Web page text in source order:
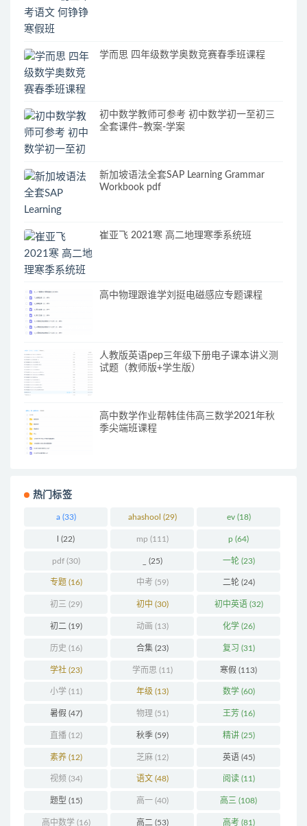
学而思 四年级数学奥数竞赛春季班课程
初中数学教师可参考 初中数学初一至初三
全套课件–教案-学案
新加坡语法全套SAP Learning Grammar
Workbook pdf
崔亚飞 2021寒 高二地理寒季系统班
高中物理跟谁学刘挺电磁感应专题课程
人教版英语pep三年级下册电子课本讲义测
试题（教师版+学生版）
高中数学作业帮韩佳伟高三数学2021年秋
季尖端班课程
热门标签
a(33) ahashool (29) ev(18)
(22) mp (111) p (64)
pdf(30) (25) 一轮(23)
专题(16) 中考 (59) 二轮(24)
初三 (29) 初中 (30) 初中英语(32)
初二 (19) 动画 (13) 化学(26)
历史 (16) 合集(23) 复习 (31)
学社(23) 学而思 (11) 寒假 (113)
小学(11) 年级 (13) 数学(60)
暑假 (47) 物理 (51) 王芳(16)
直播(12) 秋季(59) 精讲(25)
素养(12) 芝麻(12) 英语(45)
视频 (34) 语文 (48) 阅读(11)
题型 (15) 高一(40) 高三 (108)
高中数学(16) 高二 (53) 高考(81)